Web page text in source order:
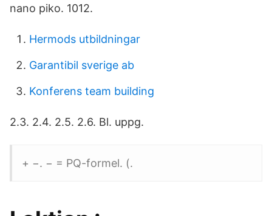
nano piko. 1012.
Hermods utbildningar
Garantibil sverige ab
Konferens team building
2.3. 2.4. 2.5. 2.6. Bl. uppg.
+ −. − = PQ-formel. (.